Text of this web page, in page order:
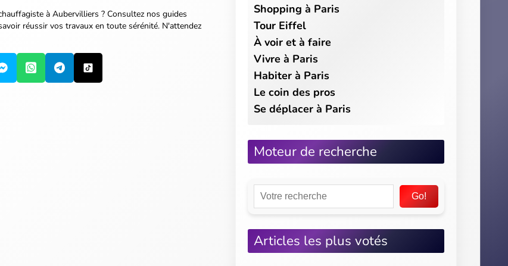
à Aubervilliers ? Consultez nos guides
réussir vos travaux en toute sérénité. N'attendez
Shopping à Paris
Tour Eiffel
À voir et à faire
Vivre à Paris
Habiter à Paris
Le coin des pros
Se déplacer à Paris
Moteur de recherche
Go!
Articles les plus votés